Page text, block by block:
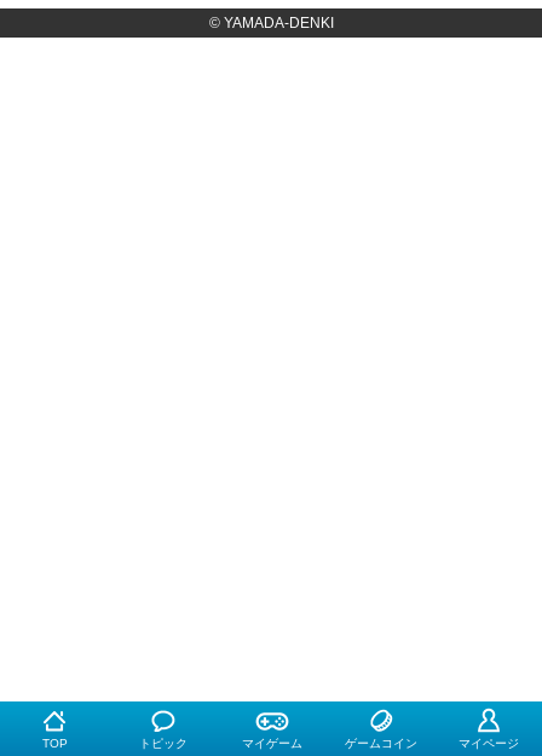
© YAMADA-DENKI
TOP トピック マイゲーム ゲームコイン マイページ